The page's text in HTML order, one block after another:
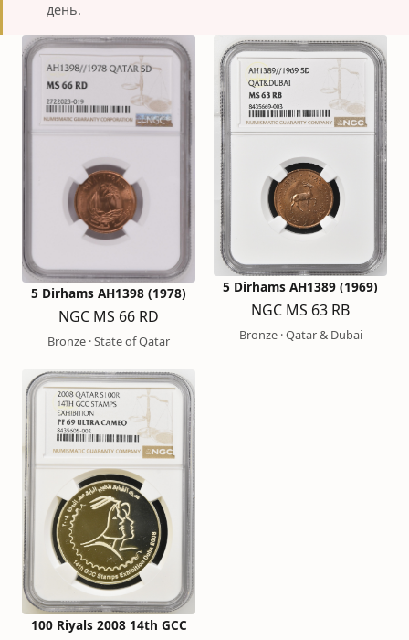
день.
5 Dirhams AH1398 (1978)
NGC MS 66 RD
Bronze · State of Qatar
5 Dirhams AH1389 (1969)
NGC MS 63 RB
Bronze · Qatar & Dubai
100 Riyals 2008 14th GCC